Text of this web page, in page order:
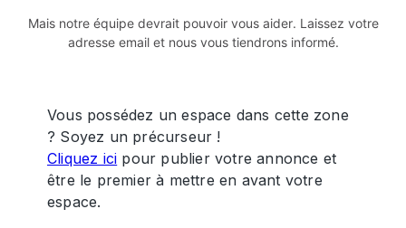
Mais notre équipe devrait pouvoir vous aider. Laissez votre
adresse email et nous vous tiendrons informé.